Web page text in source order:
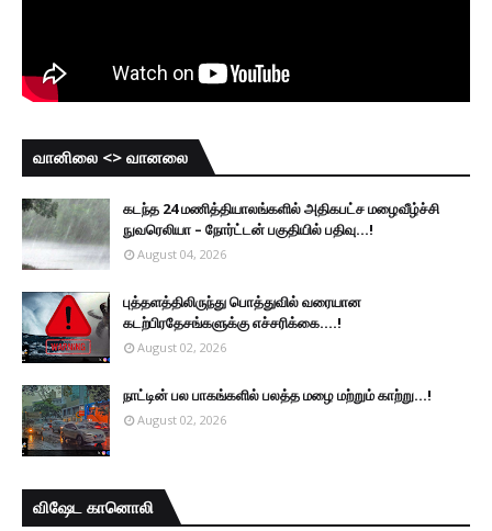
வானிலை <> வானலை
கடந்த 24 மணித்தியாலங்களில் அதிகபட்ச மழைவீழ்ச்சி
நுவரெலியா – நோர்ட்டன் பகுதியில் பதிவு...!
August 04, 2026
புத்தளத்திலிருந்து பொத்துவில் வரையான
கடற்பிரதேசங்களுக்கு எச்சரிக்கை....!
August 02, 2026
நாட்டின் பல பாகங்களில் பலத்த மழை மற்றும் காற்று...!
August 02, 2026
விஷேட கானொலி